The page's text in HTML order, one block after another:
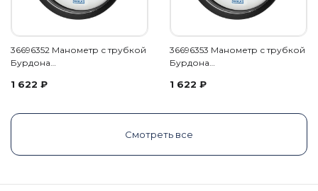
36696352 Манометр с трубкой
Бурдона…
1 622 ₽
36696353 Манометр с трубкой
Бурдона…
1 622 ₽
Смотреть все